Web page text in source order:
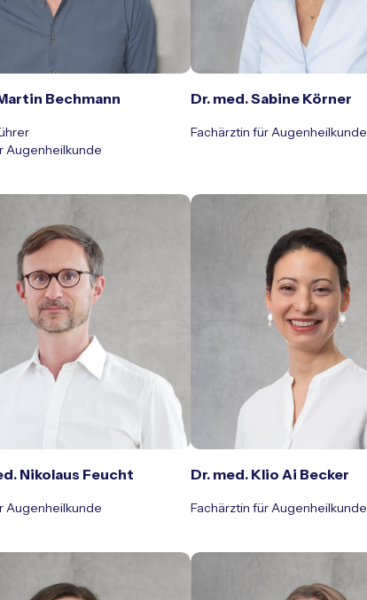
Bechmann
Augenheilkunde
Dr. med. Sabine Körner
Fachärztin für Augenheilkunde
Nikolaus Feucht
Augenheilkunde
Dr. med. Klio Ai Becker
Fachärztin für Augenheilkunde